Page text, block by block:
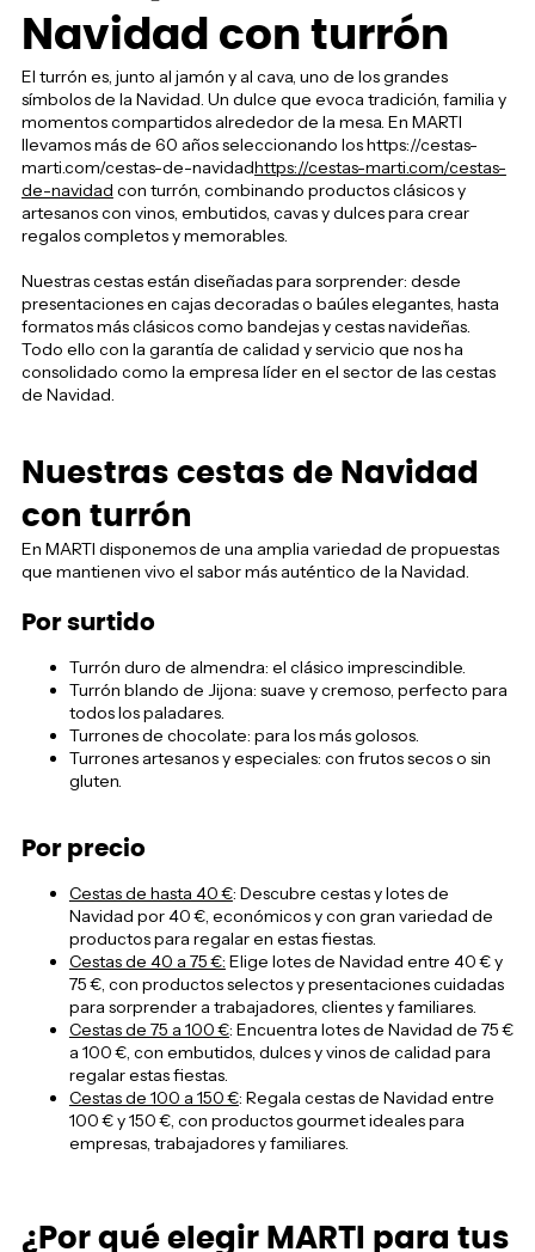
Navidad con turrón
El turrón es, junto al jamón y al cava, uno de los grandes
símbolos de la Navidad. Un dulce que evoca tradición, familia y
momentos compartidos alrededor de la mesa. En MARTI
llevamos más de 60 años seleccionando los https://cestas-
marti.com/cestas-de-navidadhttps://cestas-marti.com/cestas-
de-navidad con turrón, combinando productos clásicos y
artesanos con vinos, embutidos, cavas y dulces para crear
regalos completos y memorables.
Nuestras cestas están diseñadas para sorprender: desde
presentaciones en cajas decoradas o baúles elegantes, hasta
formatos más clásicos como bandejas y cestas navideñas.
Todo ello con la garantía de calidad y servicio que nos ha
consolidado como la empresa líder en el sector de las cestas
de Navidad.
Nuestras cestas de Navidad
con turrón
En MARTI disponemos de una amplia variedad de propuestas
que mantienen vivo el sabor más auténtico de la Navidad.
Por surtido
Turrón duro de almendra: el clásico imprescindible.
Turrón blando de Jijona: suave y cremoso, perfecto para
todos los paladares.
Turrones de chocolate: para los más golosos.
Turrones artesanos y especiales: con frutos secos o sin
gluten.
Por precio
Cestas de hasta 40 €: Descubre cestas y lotes de
Navidad por 40 €, económicos y con gran variedad de
productos para regalar en estas fiestas.
Cestas de 40 a 75 €: Elige lotes de Navidad entre 40 € y
75 €, con productos selectos y presentaciones cuidadas
para sorprender a trabajadores, clientes y familiares.
Cestas de 75 a 100 €: Encuentra lotes de Navidad de 75 €
a 100 €, con embutidos, dulces y vinos de calidad para
regalar estas fiestas.
Cestas de 100 a 150 €: Regala cestas de Navidad entre
100 € y 150 €, con productos gourmet ideales para
empresas, trabajadores y familiares.
¿Por qué elegir MARTI para tus